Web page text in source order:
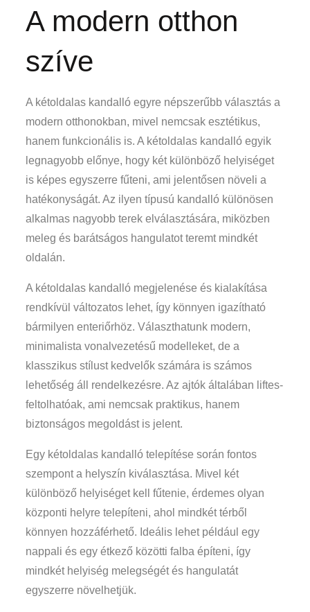
A modern otthon
szíve
A kétoldalas kandalló egyre népszerűbb választás a
modern otthonokban, mivel nemcsak esztétikus,
hanem funkcionális is. A kétoldalas kandalló egyik
legnagyobb előnye, hogy két különböző helyiséget
is képes egyszerre fűteni, ami jelentősen növeli a
hatékonyságát. Az ilyen típusú kandalló különösen
alkalmas nagyobb terek elválasztására, miközben
meleg és barátságos hangulatot teremt mindkét
oldalán.
A kétoldalas kandalló megjelenése és kialakítása
rendkívül változatos lehet, így könnyen igazítható
bármilyen enteriőrhöz. Választhatunk modern,
minimalista vonalvezetésű modelleket, de a
klasszikus stílust kedvelők számára is számos
lehetőség áll rendelkezésre. Az ajtók általában liftes-
feltolhatóak, ami nemcsak praktikus, hanem
biztonságos megoldást is jelent.
Egy kétoldalas kandalló telepítése során fontos
szempont a helyszín kiválasztása. Mivel két
különböző helyiséget kell fűtenie, érdemes olyan
központi helyre telepíteni, ahol mindkét térből
könnyen hozzáférhető. Ideális lehet például egy
nappali és egy étkező közötti falba építeni, így
mindkét helyiség melegségét és hangulatát
egyszerre növelhetjük.